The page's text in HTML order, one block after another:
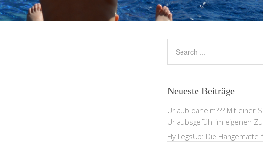
Neueste Beiträge
Urlaub daheim??? Mit einer
Urlaubsgefühl im eigenen
Fly LegsUp: Die Hängematte